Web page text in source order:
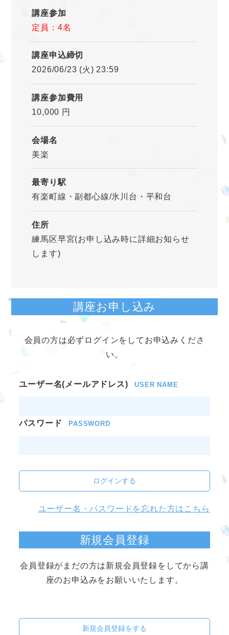
講座参加
定員：4名
講座申込締切
2026/06/23 (火) 23:59
講座参加費用
10,000 円
会場名
美楽
最寄り駅
有楽町線・副都心線/氷川台・平和台
住所
練馬区早宮(お申し込み時に詳細お知らせ
します)
講座お申し込み
会員の方は必ずログインをしてお申込みくださ
い。
ユーザー名(メールアドレス) USER NAME
パスワード PASSWORD
ログインする
ユーザー名・パスワードを忘れた方はこちら
新規会員登録
会員登録がまだの方は新規会員登録をしてから講
座のお申込みをお願いいたします。
新規会員登録をする